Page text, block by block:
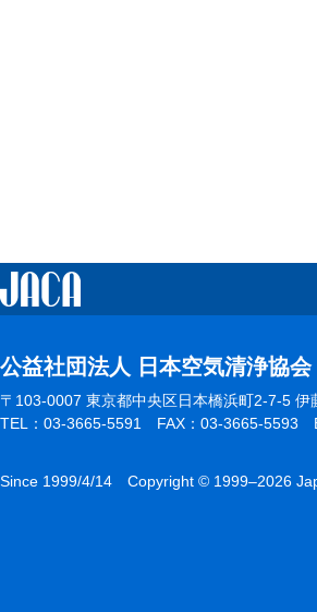
公益社団法人 日本空気清浄協会
〒103-0007 東京都中央区日本橋浜町2-7-5 伊
TEL：03-3665-5591 FAX：03-3665-5593
Since 1999/4/14 Copyright © 1999–2026